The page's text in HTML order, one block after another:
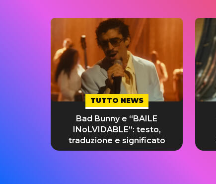
TUTTO NEWS
Bad Bunny e “BAILE
INoLVIDABLE”: testo,
traduzione e significato